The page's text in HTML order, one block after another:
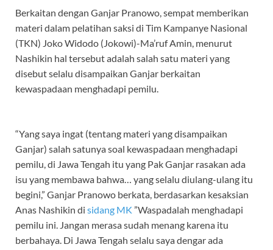
Berkaitan dengan Ganjar Pranowo, sempat memberikan
materi dalam pelatihan saksi di Tim Kampanye Nasional
(TKN) Joko Widodo (Jokowi)-Ma’ruf Amin, menurut
Nashikin hal tersebut adalah salah satu materi yang
disebut selalu disampaikan Ganjar berkaitan
kewaspadaan menghadapi pemilu.
“Yang saya ingat (tentang materi yang disampaikan
Ganjar) salah satunya soal kewaspadaan menghadapi
pemilu, di Jawa Tengah itu yang Pak Ganjar rasakan ada
isu yang membawa bahwa… yang selalu diulang-ulang itu
begini,” Ganjar Pranowo berkata, berdasarkan kesaksian
Anas Nashikin di sidang MK ”Waspadalah menghadapi
pemilu ini. Jangan merasa sudah menang karena itu
berbahaya. Di Jawa Tengah selalu saya dengar ada